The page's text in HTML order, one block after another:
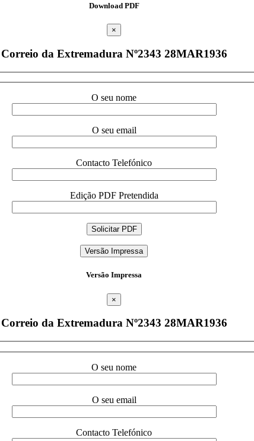
Download PDF
×
Correio da Extremadura Nº2343 28MAR1936
O seu nome
O seu email
Contacto Telefónico
Edição PDF Pretendida
Versão Impressa
Versão Impressa
×
Correio da Extremadura Nº2343 28MAR1936
O seu nome
O seu email
Contacto Telefónico